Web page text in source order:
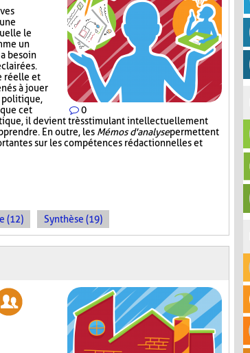
0
le
un
besoin
réelle et
à jouer
politique,
cet
il devient très stimulant intellectuellement
En outre, les Mémos d'analysepermettent
sur les compétences rédactionnelles et
(12) Synthèse (19)